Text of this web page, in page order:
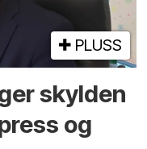
PLUSS
skylden
og